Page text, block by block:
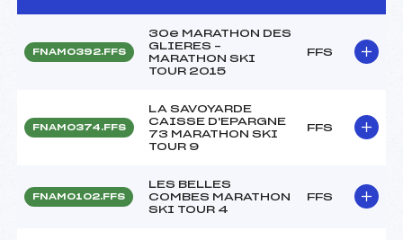
FNAM0392.FFS
30e MARATHON DES
GLIERES –
MARATHON SKI
TOUR 2015
FFS
FNAM0374.FFS
LA SAVOYARDE
CAISSE D'EPARGNE
73 MARATHON SKI
TOUR 9
FFS
FNAM0102.FFS
LES BELLES
COMBES MARATHON
SKI TOUR 4
FFS